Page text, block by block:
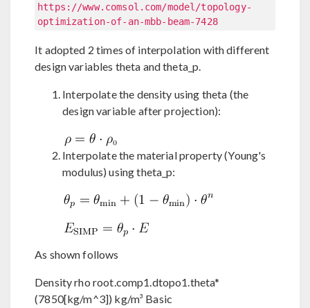
https://www.comsol.com/model/topology-
optimization-of-an-mbb-beam-7428
It adopted 2 times of interpolation with different
design variables theta and theta_p.
Interpolate the density using theta (the
design variable after projection):
Interpolate the material property (Young's
modulus) using theta_p:
As shown follows
Density rho root.comp1.dtopo1.theta*
(7850[kg/m^3]) kg/m³ Basic